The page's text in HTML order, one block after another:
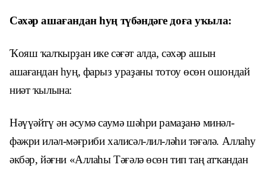
Сәхәр ашағандан һуң түбәндәге доға уҡыла:
Ҡояш ҡалҡырҙан ике сәғәт алда, сәхәр ашын
ашағандан һуң, фарыз ураҙаны тотоу өсөн ошондай
ниәт ҡылына:
Нәүүәйтү ән әсумә саумә шәһри рамаҙанә минәл-
фәжри иләл-мәғриби халисәл-лил-ләһи тәғәлә. Аллаһу
әкбәр, йәғни «Аллаһы Тәғәлә өсөн тип таң атҡандан